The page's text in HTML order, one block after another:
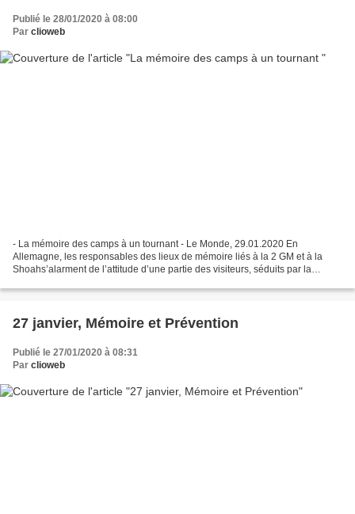
Publié le 28/01/2020 à 08:00
Par clioweb
- La mémoire des camps à un tournant - Le Monde, 29.01.2020 En
Allemagne, les responsables des lieux de mémoire liés à la 2 GM et à la
Shoahs’alarment de l’attitude d’une partie des visiteurs, séduits par la
27 janvier, Mémoire et Prévention
Publié le 27/01/2020 à 08:31
Par clioweb